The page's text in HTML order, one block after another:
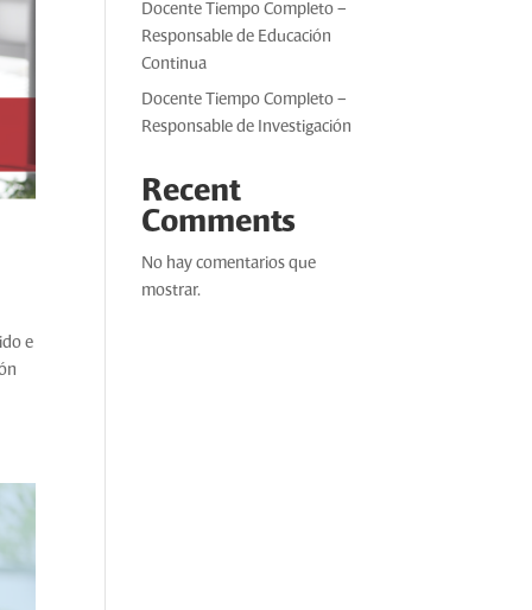
e
Docente Tiempo Completo –
Responsable de Educación
Continua
Docente Tiempo Completo –
Responsable de Investigación
Recent
Comments
No hay comentarios que
mostrar.